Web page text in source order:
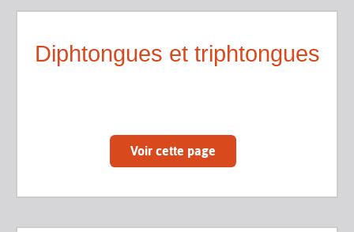
Diphtongues et triphtongues
Voir cette page